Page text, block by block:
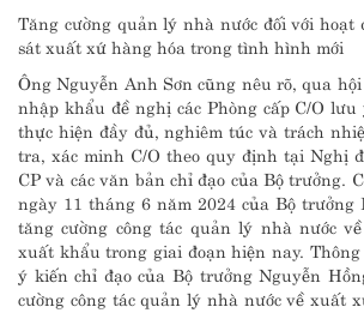
Tăng cường quản lý nhà nước đối với hoạt
sát xuất xứ hàng hóa trong tình hình mới
Ông Nguyễn Anh Sơn cũng nêu rõ, qua
nhập khẩu đề nghị các Phòng cấp C/O
thực hiện đầy đủ, nghiêm túc và trách
tra, xác minh C/O theo quy định tại Nghị
CP và các văn bản chỉ đạo của Bộ trưởng.
ngày 11 tháng 6 năm 2024 của Bộ trưởng
tăng cường công tác quản lý nhà nước
xuất khẩu trong giai đoạn hiện nay. Thông
ý kiến chỉ đạo của Bộ trưởng Nguyễn
cường công tác quản lý nhà nước về xuất